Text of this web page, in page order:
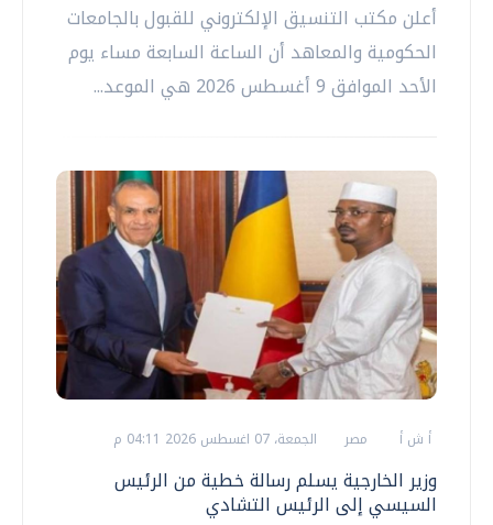
أعلن مكتب التنسيق الإلكتروني للقبول بالجامعات
الحكومية والمعاهد أن الساعة السابعة مساء يوم
الأحد الموافق 9 أغسطس 2026 هي الموعد...
أ ش أ مصر الجمعة، 07 اغسطس 2026 04:11 م
وزير الخارجية يسلم رسالة خطية من الرئيس
السيسي إلى الرئيس التشادي